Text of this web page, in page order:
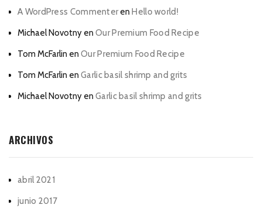
A WordPress CommenterenHello world!
Michael Novotny en Our Premium Food Recipe
Tom McFarlin en Our Premium Food Recipe
Tom McFarlin en Garlic basil shrimp and grits
Michael Novotny en Garlic basil shrimp and grits
ARCHIVOS
abril 2021
junio 2017